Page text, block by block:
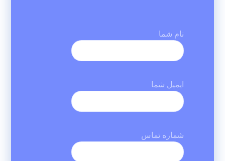
نام شما
ایمیل شما
شماره تماس